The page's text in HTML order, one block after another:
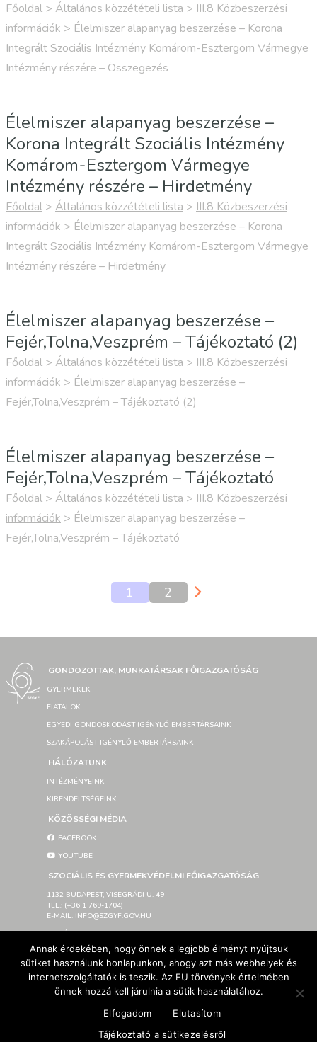
Főoldal > Általános közzétételi lista > III.8 Közbeszerzési
információk > Élelmiszer alapanyag beszerzése – Korona
Integrált Szociális Intézmény Komárom-Esztergom Vármegye
Intézmény részére – Összegezés
Élelmiszer alapanyag beszerzése –
Korona Integrált Szociális Intézmény
Komárom-Esztergom Vármegye
Intézmény részére – Hirdetmény
Főoldal > Általános közzétételi lista > III.8 Közbeszerzési
információk > Élelmiszer alapanyag beszerzése – Korona
Integrált Szociális Intézmény Komárom-Esztergom Vármegye
Intézmény részére – Hirdetmény
Élelmiszer alapanyag beszerzése –
Fejér,Tolna,Veszprém – Tájékoztató (2)
Főoldal > Általános közzétételi lista > III.8 Közbeszerzési
információk > Élelmiszer alapanyag beszerzése –
Fejér,Tolna,Veszprém – Tájékoztató (2)
Élelmiszer alapanyag beszerzése –
Fejér,Tolna,Veszprém – Tájékoztató
Főoldal > Általános közzétételi lista > III.8 Közbeszerzési
információk > Élelmiszer alapanyag beszerzése –
Fejér,Tolna,Veszprém – Tájékoztató
1 2
GONDOZOTTAK, MUNKATÁRSAK FŐIGAZGATÓSÁG
GYERMEKEK
FIATALOK
EGYEDI GONDOSKODÁST IGÉNYLŐ EMBERTÁRSAINK
SZAKÁPOLÁST IGÉNYLŐ EMBERTÁRSAINK
HÁLÓZATUNK
INTÉZMÉNYEINK
KIRENDELTSÉGEINK
KÖZÖSSÉGI MÉDIA
FACEBOOK
YOUTUBE
SZOCIÁLIS ÉS GYERMEKVÉDELMI FŐIGAZGATÓSÁG
1132 BUDAPEST, VISEGRÁDI U. 49
TEL.: (+36 1 769-1704)
E-MAIL: INFO@SZGYF.GOV.HU
SAJTÓSZOBA
LETÖLTHETŐ LOGÓK
IMPRESSZUM
AKADÁLYMENTESÍTÉSI NYILATKOZAT
© Szociális és Gyermekvédelmi Főigazgatóság 2026 –
Annak érdekében, hogy önnek a legjobb élményt nyújtsuk
sütiket használunk honlapunkon, ahogy azt más webhelyek és
internetszolgáltatók is teszik. Az EU törvények értelmében
önnek hozzá kell járulnia a sütik használatához.
Elfogadom
Elutasítom
Tájékoztató a sütikezelésről